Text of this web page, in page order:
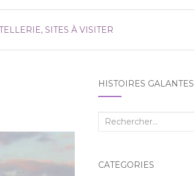
SITES À VISITER
HISTOIRES GALANTES
Recherche
CATÉGORIES